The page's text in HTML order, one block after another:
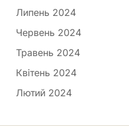
Липень 2024
Червень 2024
Травень 2024
Квітень 2024
Лютий 2024